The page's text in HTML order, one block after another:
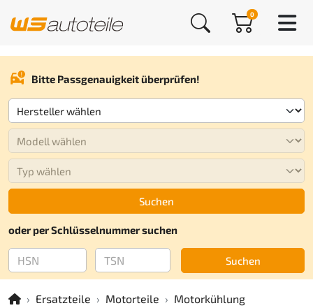
0
Bitte Passgenauigkeit überprüfen!
Suchen
oder per Schlüsselnummer suchen
Suchen
Ersatzteile Motorteile
Motorkühlung